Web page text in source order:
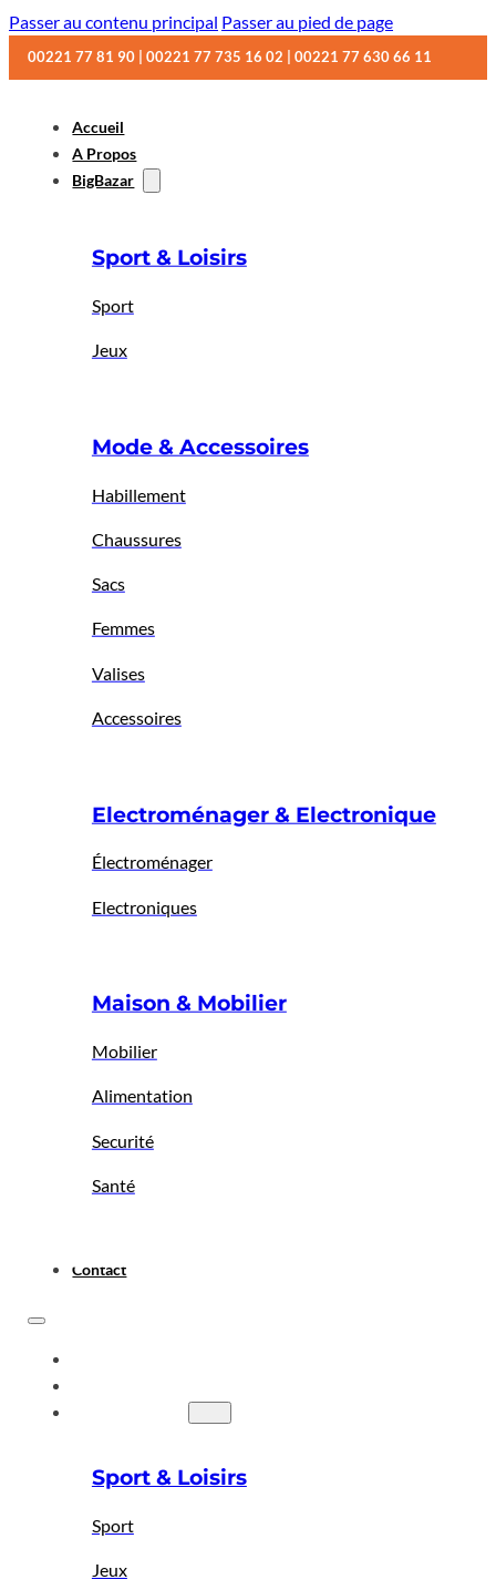
Passer au contenu principal Passer au pied de page
00221 77 81 90 | 00221 77 735 16 02 | 00221 77 630 66 11
Accueil
A Propos
BigBazar
Sport & Loisirs
Sport
Jeux
Mode & Accessoires
Habillement
Chaussures
Sacs
Femmes
Valises
Accessoires
Electroménager & Electronique
Électroménager
Electroniques
Maison & Mobilier
Mobilier
Alimentation
Securité
Santé
Contact
Sport & Loisirs
Sport
Jeux